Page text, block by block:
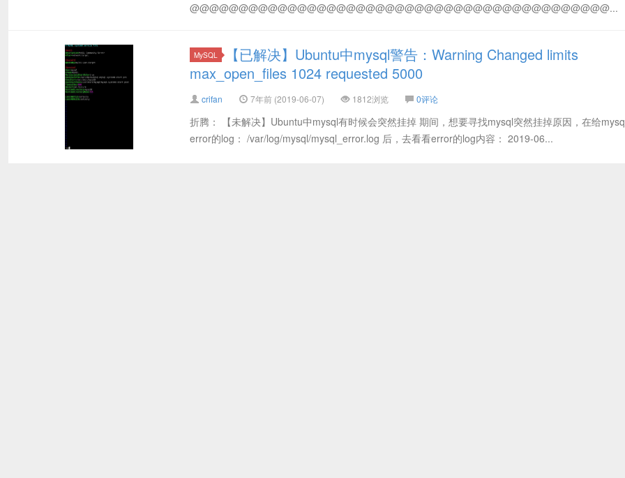
@@@@@@@@@@@@@@@@@@@@@@@@@@@@@@@@@@@@@@@@@@@...
MySQL
【已解决】Ubuntu中mysql警告：Warning Changed limits
max_open_files 1024 requested 5000
crifan 7年前 (2019-06-07) 1812浏览 0评论
折腾： 【未解决】Ubuntu中mysql有时候会突然挂掉 期间，想要寻找mysql突然挂掉原因，在给
error的log： /var/log/mysql/mysql_error.log 后，去看看error的log内容： 2019-06...